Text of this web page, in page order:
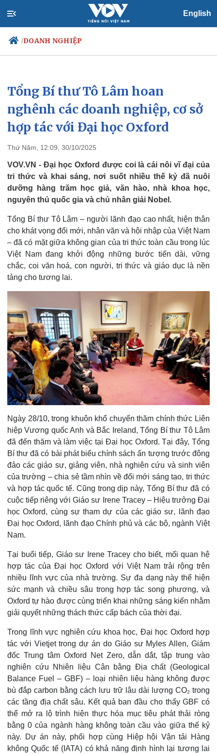
English
/DOANH NGHIỆP
Chính trị
Đảng
Tổ chức nhân sự
Quốc hội
Nhận diện sự thật
Xã hội
Tin 24h
Dự báo thời tiết
Giáo dục
Thế giới
Quan sát
Cuộc sống đó đây
Hồ sơ
Multimedia
Video
Ảnh
E-Magazine
Infographic
Tổng Bí thư Tô Lâm hoan
nghênh các doanh nghiệp, cơ sở
hợp tác với Đại học Oxford
Thứ Năm, 12:09, 30/10/2025
VOV.VN - Đại học Oxford được coi là cái nôi vĩ đại của
tri thức và khai sáng, nơi suốt nhiều thế kỷ đã nuôi
dưỡng hàng trăm học giả, văn hào, nhà khoa học,
nguyên thủ quốc gia và chủ nhân giải Nobel.
Tổng Bí thư Tô Lâm – người lãnh đạo cao nhất, hiện thân
cho khát vọng đổi mới, nhân văn và hội nhập của Việt Nam
– đã có mặt giữa không gian của tri thức toàn cầu trong lúc
Việt Nam đang khởi động những bước tiến dài, vững
chắc, coi văn hoá, con người, tri thức và giáo dục là nền
tảng cho tương lai.
Ngày 28/10, trong khuôn khổ chuyến thăm chính thức Liên
hiệp Vương quốc Anh và Bắc Ireland, Tổng Bí thư Tô Lâm
đã đến thăm và làm việc tại Đại học Oxford. Tại đây, Tổng
Bí thư đã có bài phát biểu chính sách ấn tượng trước đông
đảo các giáo sư, giảng viên, nhà nghiên cứu và sinh viên
của trường – chia sẻ tầm nhìn về đổi mới sáng tạo, tri thức
và hợp tác quốc tế. Cũng trong dịp này, Tổng Bí thư đã có
cuộc tiếp riêng với Giáo sư Irene Tracey – Hiệu trưởng Đại
học Oxford, cùng sự tham dự của các giáo sư, lãnh đạo
Đại học Oxford, lãnh đạo Chính phủ và các bộ, ngành Việt
Nam.
Tại buổi tiếp, Giáo sư Irene Tracey cho biết, mối quan hệ
hợp tác của Đại học Oxford với Việt Nam trải rộng trên
nhiều lĩnh vực của nhà trường. Sự đa dạng này thể hiện
sức mạnh và chiều sâu trong hợp tác song phương, và
Oxford tự hào được cùng triển khai những sáng kiến nhằm
giải quyết những thách thức cấp bách của thời đại.
Trong lĩnh vực nghiên cứu khoa học, Đại học Oxford hợp
tác với Vietjet trong dự án do Giáo sư Myles Allen, Giám
đốc Trung tâm Oxford Net Zero, dẫn dắt, tập trung vào
nghiên cứu Nhiên liệu Cân bằng Địa chất (Geological
Balance Fuel – GBF) – loại nhiên liệu hàng không được
bù đắp carbon bằng cách lưu trữ lâu dài lượng CO₂ trong
các tầng địa chất sâu. Kết quả ban đầu cho thấy GBF có
thể mở ra lộ trình hiện thực hóa mục tiêu phát thải ròng
bằng 0 của ngành hàng không toàn cầu vào giữa thế kỷ
này. Dự án này, phối hợp cùng Hiệp hội Vận tải Hàng
không Quốc tế (IATA) có khả năng định hình lại tương lai